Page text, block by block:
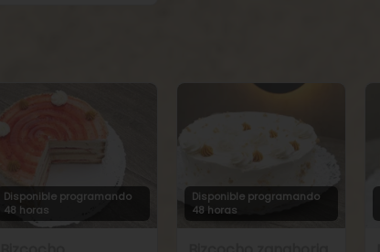
Disponible programando
48 horas
Disponible programando
48 horas